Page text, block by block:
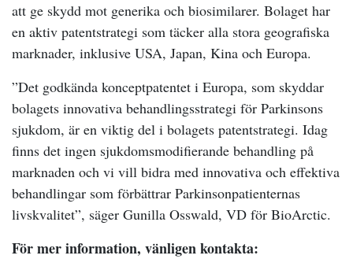
att ge skydd mot generika och biosimilarer. Bolaget har
en aktiv patentstrategi som täcker alla stora geografiska
marknader, inklusive USA, Japan, Kina och Europa.
”Det godkända konceptpatentet i Europa, som skyddar
bolagets innovativa behandlingsstrategi för Parkinsons
sjukdom, är en viktig del i bolagets patentstrategi. Idag
finns det ingen sjukdomsmodifierande behandling på
marknaden och vi vill bidra med innovativa och effektiva
behandlingar som förbättrar Parkinsonpatienternas
livskvalitet”, säger Gunilla Osswald, VD för BioArctic.
För mer information, vänligen kontakta: